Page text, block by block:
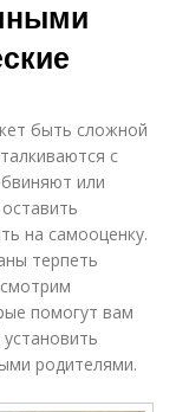
быть сложной
с
или
на самооценку.
терпеть
помогут вам
родителями.